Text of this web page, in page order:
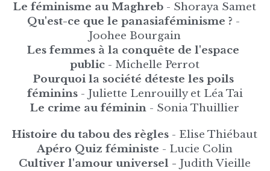
Le féminisme au Maghreb - Shoraya Samet
Qu'est-ce que le panasiaféminisme ? -
Joohee Bourgain
Les femmes à la conquête de l'espace
public - Michelle Perrot
Pourquoi la société déteste les poils
féminins - Juliette Lenrouilly et Léa Tai
Le crime au féminin - Sonia Thuillier
Histoire du tabou des règles - Elise Thiébaut
Apéro Quiz féministe - Lucie Colin
Cultiver l'amour universel - Judith Vieille